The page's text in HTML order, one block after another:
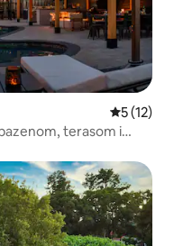
Prosječna
5 (12)
terasom i